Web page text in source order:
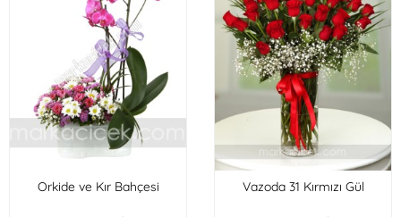
Orkide ve Kır Bahçesi Vazoda 31 Kırmızı Gül